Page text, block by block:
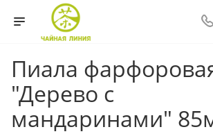
Пиала
"Дерево с
мандаринами"